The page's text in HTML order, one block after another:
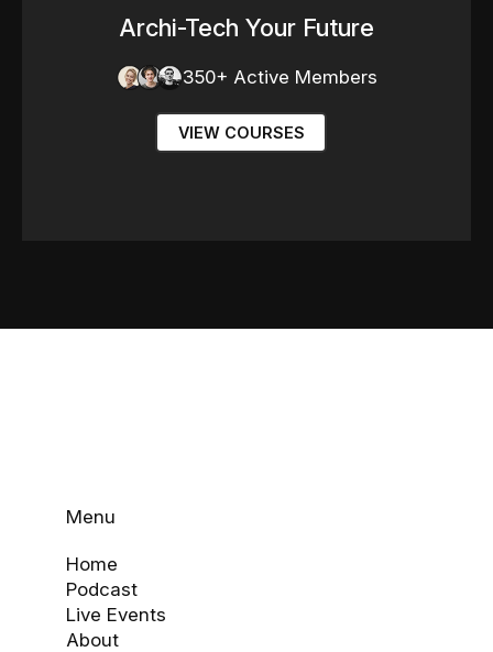
Archi-Tech Your Future
350+ Active Members
VIEW COURSES
Menu
Home
Podcast
Live Events
About